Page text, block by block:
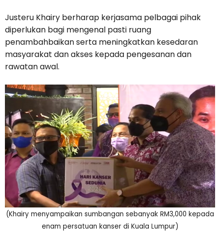
Justeru Khairy berharap kerjasama pelbagai pihak
diperlukan bagi mengenal pasti ruang
penambahbaikan serta meningkatkan kesedaran
masyarakat dan akses kepada pengesanan dan
rawatan awal.
(Khairy menyampaikan sumbangan sebanyak RM3,000 kepada
enam persatuan kanser di Kuala Lumpur)